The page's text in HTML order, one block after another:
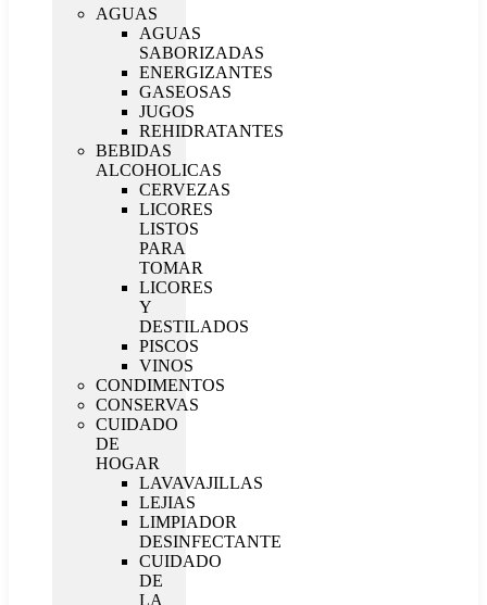
AGUAS
AGUAS
SABORIZADAS
ENERGIZANTES
GASEOSAS
JUGOS
REHIDRATANTES
BEBIDAS
ALCOHOLICAS
CERVEZAS
LICORES
LISTOS
PARA
TOMAR
LICORES
Y
DESTILADOS
PISCOS
VINOS
CONDIMENTOS
CONSERVAS
CUIDADO
DE
HOGAR
LAVAVAJILLAS
LEJIAS
LIMPIADOR
DESINFECTANTE
CUIDADO
DE
LA